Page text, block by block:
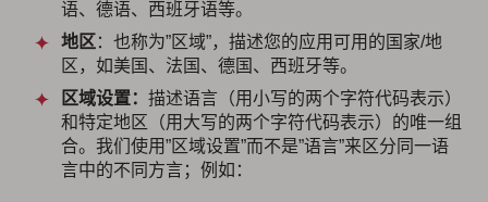
语、德语、西班牙语等。
地区 ：也称为”区域”，描述您的应用可用的国家/地
区，如美国、法国、德国、西班牙等。
区域设置： 描述语言（用小写的两个字符代码表示）
和特定地区（用大写的两个字符代码表示）的唯一组
合。我们使用”区域设置”而不是”语言”来区分同一语
言中的不同方言；例如：